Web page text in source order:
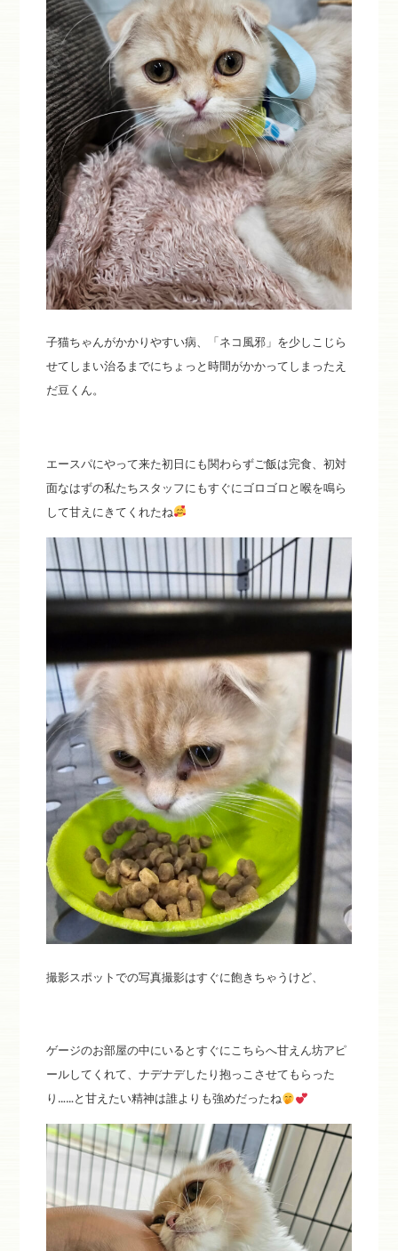
子猫ちゃんがかかりやすい病、「ネコ風邪」を少しこじら
せてしまい治るまでにちょっと時間がかかってしまったえ
だ豆くん。
エースパにやって来た初日にも関わらずご飯は完食、初対
面なはずの私たちスタッフにもすぐにゴロゴロと喉を鳴ら
して甘えにきてくれたね
撮影スポットでの写真撮影はすぐに飽きちゃうけど、
ゲージのお部屋の中にいるとすぐにこちらへ甘えん坊アピ
ールしてくれて、ナデナデしたり抱っこさせてもらった
り……と甘えたい精神は誰よりも強めだったね